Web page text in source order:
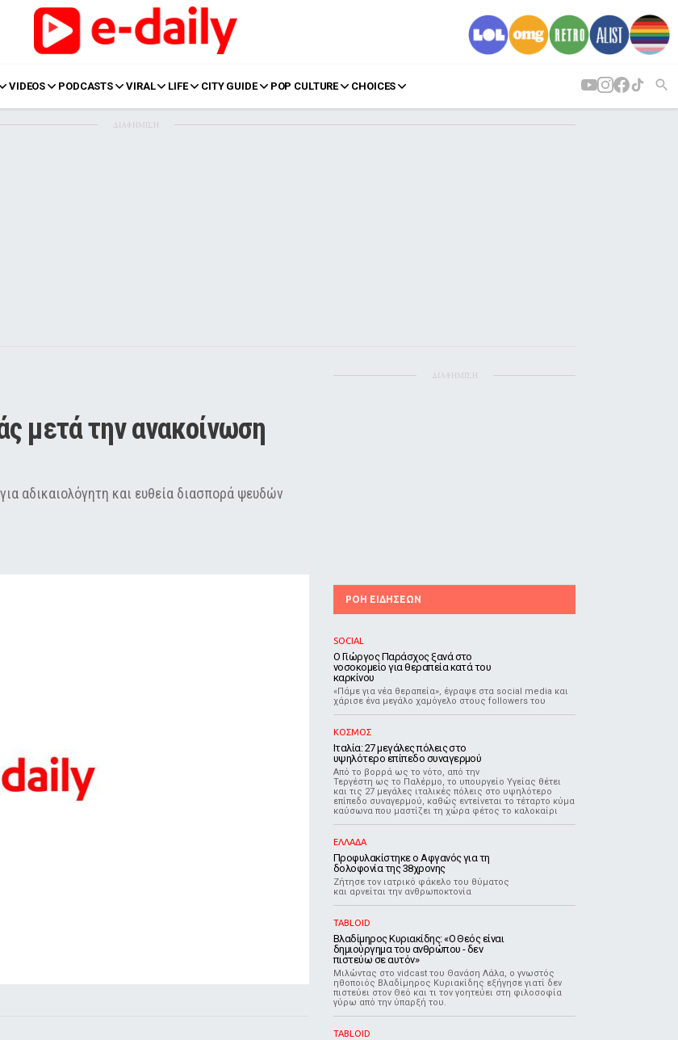
VIDEOS PODCASTS VIRAL LIFE CITY GUIDE POP CULTURE CHOICES
ΔΙΑΦΗΜΙΣΗ
μετά την ανακοίνωση
αδικαιολόγητη και ευθεία διασπορά ψευδών
ΔΙΑΦΗΜΙΣΗ
ΡΟΗ ΕΙΔΗΣΕΩΝ
SOCIAL
O Γιώργος Παράσχος ξανά στο
νοσοκομείο για θεραπεία κατά του
καρκίνου
«Πάμε για νέα θεραπεία», έγραψε στα social media και
χάρισε ένα μεγάλο χαμόγελο στους followers του
ΚΟΣΜΟΣ
Ιταλία: 27 μεγάλες πόλεις στο
υψηλότερο επίπεδο συναγερμού
Από το βορρά ως το νότο, από την
Τεργέστη ως το Παλέρμο, το υπουργείο Υγείας θέτει
και τις 27 μεγάλες ιταλικές πόλεις στο υψηλότερο
επίπεδο συναγερμού, καθώς εντείνεται το τέταρτο κύμα
καύσωνα που μαστίζει τη χώρα φέτος το καλοκαίρι
ΕΛΛΑΔΑ
Προφυλακίστηκε ο Αφγανός για τη
δολοφονία της 38χρονης
Ζήτησε τον ιατρικό φάκελο του θύματος
και αρνείται την ανθρωποκτονία
TABLOID
Βλαδίμηρος Κυριακίδης: «Ο Θεός είναι
δημιούργημα του ανθρώπου - δεν
πιστεύω σε αυτόν»
Μιλώντας στο vidcast του Θανάση Λάλα, ο γνωστός
ηθοποιός Βλαδίμηρος Κυριακίδης εξήγησε γιατί δεν
πιστεύει στον Θεό και τι τον γοητεύει στη φιλοσοφία
γύρω από την ύπαρξή του.
TABLOID